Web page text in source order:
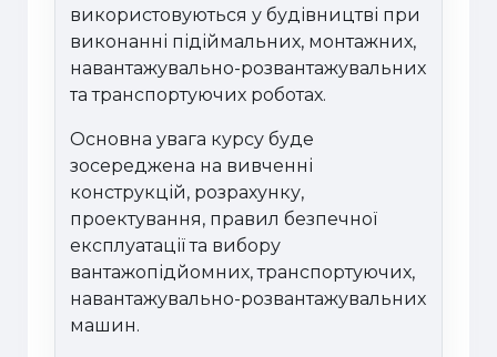
використовуються у будівництві при
виконанні підіймальних, монтажних,
навантажувально-розвантажувальних
та транспортуючих роботах.
Основна увага курсу буде
зосереджена на вивченні
конструкцій, розрахунку,
проектування, правил безпечної
експлуатації та вибору
вантажопідйомних, транспортуючих,
навантажувально-розвантажувальних
машин.